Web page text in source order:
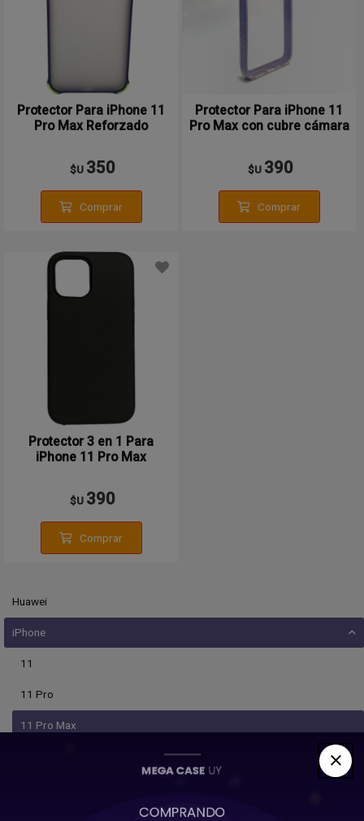
Huawei
iPhone
11
11 Pro
11 Pro Max
Protector Para iPhone 11
Pro Max Reforzado
$U 350
Comprar
Protector Para iPhone 11
Pro Max con cubre cámara
$U 390
Comprar
Protector 3 en 1 Para
iPhone 11 Pro Max
$U 390
Comprar